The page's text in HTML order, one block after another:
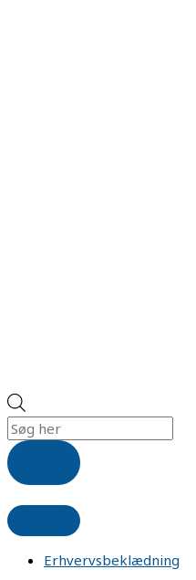
Erhvervsbeklædning